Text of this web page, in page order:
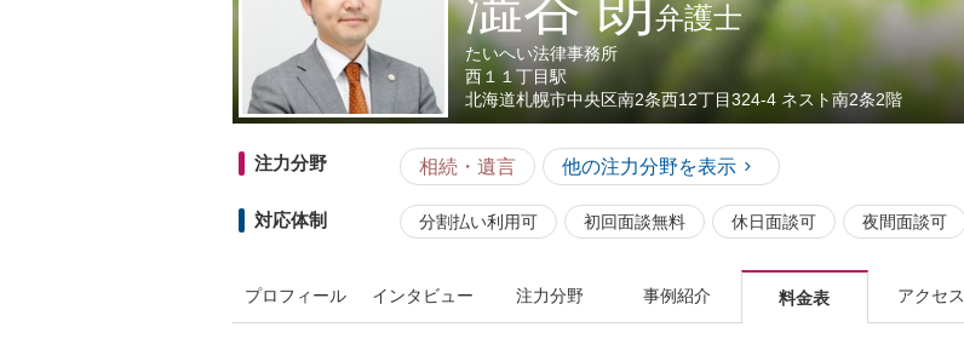
弁護士
たいへい法律事務所
西１１丁目駅
北海道札幌市中央区南2条西12丁目324-4 ネスト南2条2階
注力分野 相続・遺言 他の注力分野を表示
対応体制 分割払い利用可 初回面談無料 休日面談可 夜間面談可
プロフィール インタビュー 注力分野 事例紹介 料金表 アクセス